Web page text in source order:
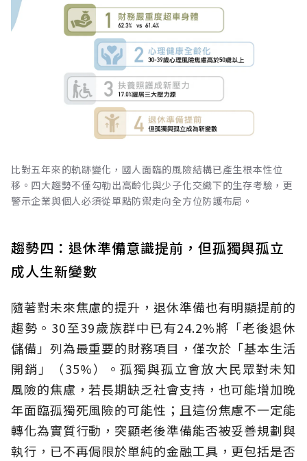
比對五年來的軌跡變化，國人面臨的風險結構已產生根本性位
移。四大趨勢不僅勾勒出高齡化與少子化交織下的生存考驗，更
警示企業與個人必須從單點防禦走向全方位防護布局。
趨勢四：退休準備意識提前，但孤獨與孤立
成人生新變數
隨著對未來焦慮的提升，退休準備也有明顯提前的
趨勢。30至39歲族群中已有24.2%將「老後退休
儲備」列為最重要的財務項目，僅次於「基本生活
開銷」（35%）。孤獨與孤立會放大民眾對未知
風險的焦慮，若長期缺乏社會支持，也可能增加晚
年面臨孤獨死風險的可能性；且這份焦慮不一定能
轉化為實質行動，突顯老後準備能否被妥善規劃與
執行，已不再侷限於單純的金融工具，更包括是否